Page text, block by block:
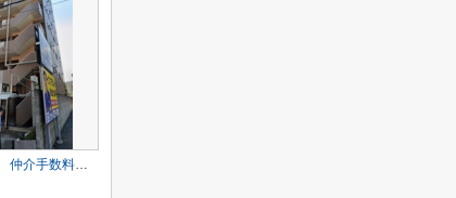
マイキャッスル国立 仲介手数料半額！